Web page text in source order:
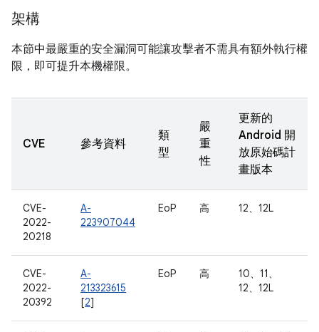
架構
本節中最嚴重的安全漏洞可能讓攻擊者不需具有額外執行權
限，即可提升本機權限。
CVE 參考資料
類
型
嚴
重
性
更新的
Android 開
放原始碼計
畫版本
CVE-
2022-
20218
A-
223907044
EoP 高 12、12L
CVE-
2022-
20392
A-
213323615
[2]
EoP 高
10、11、
12、12L